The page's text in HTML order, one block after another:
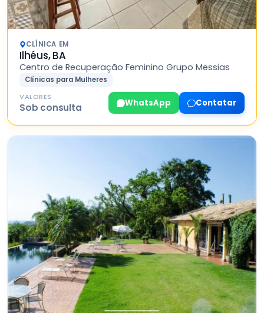
CLÍNICA EM
Ilhéus, BA
Centro de Recuperação Feminino Grupo Messias
Clínicas para Mulheres
VALORES
Sob consulta WhatsApp Contatar